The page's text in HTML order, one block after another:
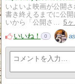
いよいよ映画が公開
書き終えるまでに公
いから「公開さ…
5
いいね！
0